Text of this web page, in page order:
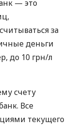
— это
за
деньги
до 10 грн/л
счету
Все
текущего